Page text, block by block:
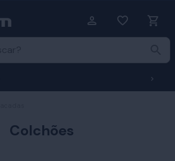
Colchões